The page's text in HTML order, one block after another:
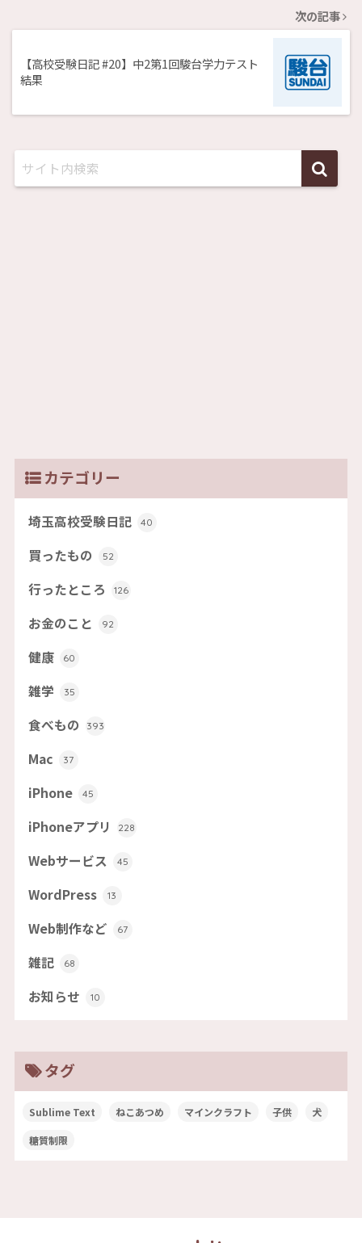
次の記事
【高校受験日記 #20】中2第1回駿台学力テスト
結果
カテゴリー
埼玉高校受験日記 40
買ったもの 52
行ったところ 126
お金のこと 92
健康 60
雑学 35
食べもの 393
Mac 37
iPhone 45
iPhoneアプリ 228
Webサービス 45
WordPress 13
Web制作など 67
雑記 68
お知らせ 10
タグ
Sublime Text ねこあつめ マインクラフト 子供 犬
糖質制限